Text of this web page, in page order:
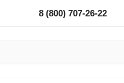
8 (800) 707-26-22